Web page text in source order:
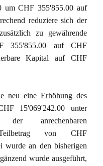
um CHF 355'855.00 auf
reduziere sich der
zu gewährende
355'855.00 auf CHF
Kapital auf CHF
neu eine Erhöhung des
15'069'242.00 unter
der anrechenbaren
(Teilbetrag von CHF
wurde an den bisherigen
wurde ausgeführt,